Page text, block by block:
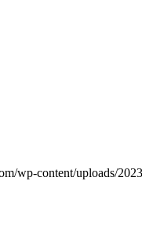
wp-content/uploads/